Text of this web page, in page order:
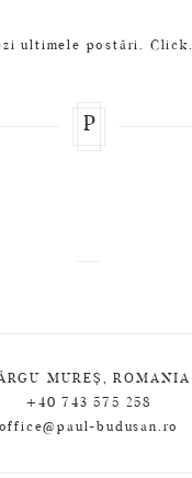
ultimele postări. Click.
P
MUREȘ, ROMANIA
+40 743 575 258
office@paul-budusan.ro